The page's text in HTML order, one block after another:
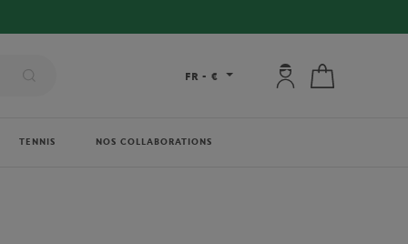
FR - € Mon compte : se
TENNIS NOS COLLABORATIONS